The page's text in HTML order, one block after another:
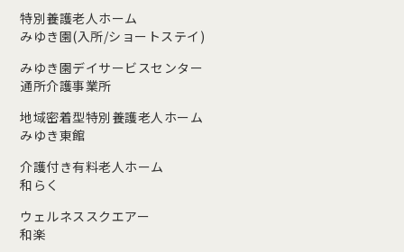
特別養護老人ホーム
みゆき園(入所/ショートステイ)
みゆき園デイサービスセンター
通所介護事業所
地域密着型特別養護老人ホーム
みゆき東館
介護付き有料老人ホーム
和らく
ウェルネススクエアー
和楽